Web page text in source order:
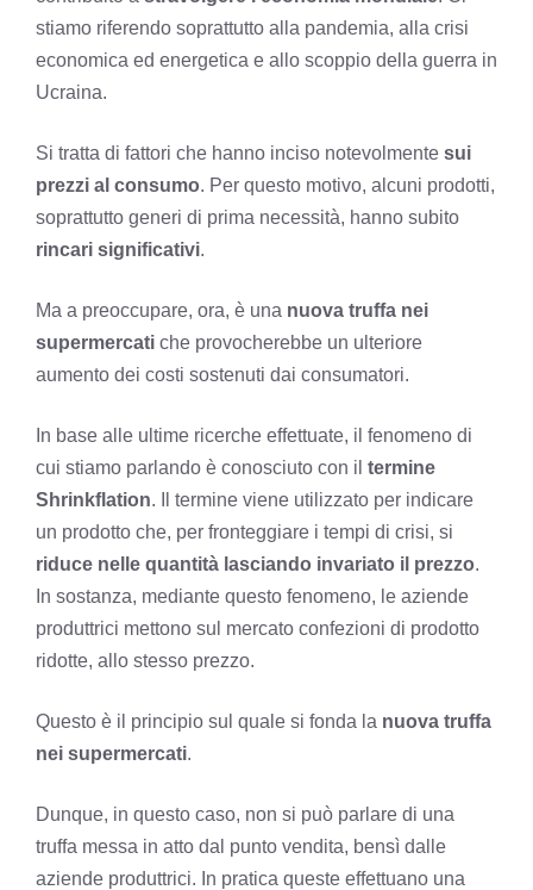
stiamo riferendo soprattutto alla pandemia, alla crisi
economica ed energetica e allo scoppio della guerra in
Ucraina.
Si tratta di fattori che hanno inciso notevolmente sui
prezzi al consumo. Per questo motivo, alcuni prodotti,
soprattutto generi di prima necessità, hanno subito
rincari significativi.
Ma a preoccupare, ora, è una nuova truffa nei
supermercati che provocherebbe un ulteriore
aumento dei costi sostenuti dai consumatori.
In base alle ultime ricerche effettuate, il fenomeno di
cui stiamo parlando è conosciuto con il termine
Shrinkflation. Il termine viene utilizzato per indicare
un prodotto che, per fronteggiare i tempi di crisi, si
riduce nelle quantità lasciando invariato il prezzo.
In sostanza, mediante questo fenomeno, le aziende
produttrici mettono sul mercato confezioni di prodotto
ridotte, allo stesso prezzo.
Questo è il principio sul quale si fonda la nuova truffa
nei supermercati.
Dunque, in questo caso, non si può parlare di una
truffa messa in atto dal punto vendita, bensì dalle
aziende produttrici. In pratica queste effettuano una